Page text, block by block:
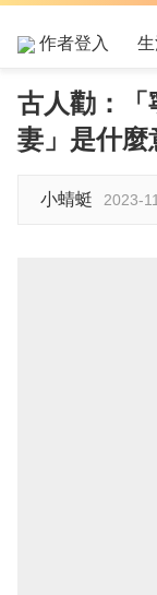
作者登入
古人勸：「
妻」是什麼
小蜻蜓 2023-